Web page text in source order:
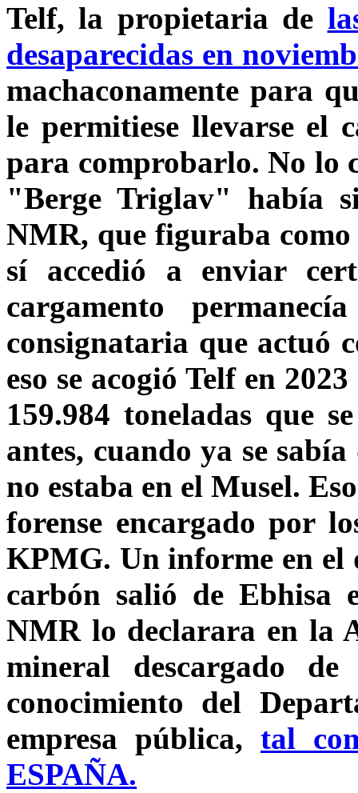
Telf, la propietaria de
desaparecidas en
machaconamente para
le permitiese llevarse el
para comprobarlo. No lo
"Berge Triglav" había
NMR, que figuraba
sí accedió a enviar
cargamento
consignataria que actuó
eso se acogió Telf en
159.984 toneladas que
antes, cuando ya se
no estaba en el Musel.
forense encargado por
KPMG. Un informe en el
carbón salió de Ebhisa
NMR lo declarara en la
mineral descargado
conocimiento del
empresa pública, tal
ESPAÑA.